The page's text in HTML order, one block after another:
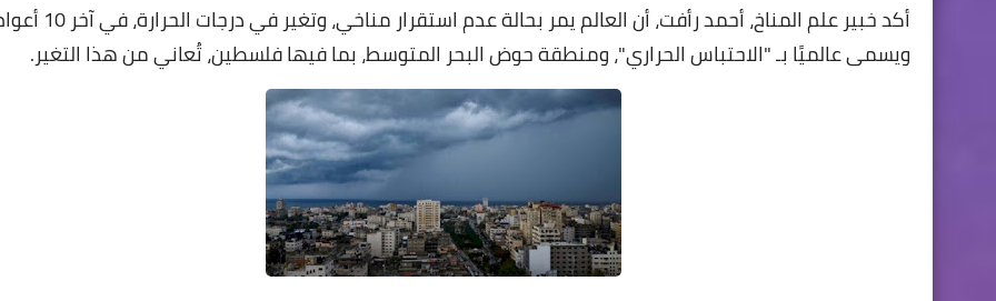
أكد خبير علم المناخ، أحمد رأفت، أن العالم يمر بحالة عدم استقرار مناخي،
ويسمى عالميًا بـ "الاحتباس الحراري"، ومنطقة حوض البحر المتوسط، بما فيها فلسطين، تُعاني من هذا التغير.